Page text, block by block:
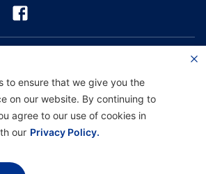
es un HMO, HMO-POS y HMO SNP con contratos
del contrato.
|
to ensure that we give you the
on our website. By continuing to
agree to our use of cookies in
our Privacy Policy.